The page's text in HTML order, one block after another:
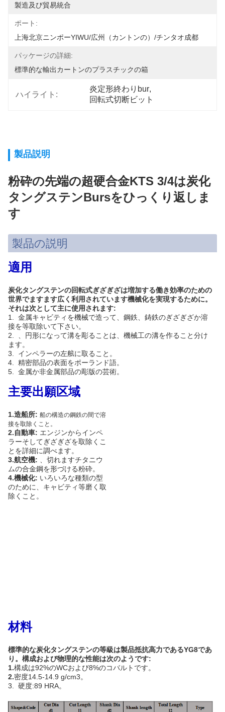
製造及び貿易統合
ポート:
上海北京ニンポーYIWU/広州（カントンの）/チンタオ成都
パッケージの詳細:
標準的な輸出カートンのプラスチックの箱
ハイライト:
炎定形終わりbur,
回転式切断ビット
製品説明
粉砕の先端の超硬合金KTS 3/4は炭化
タングステンBursをひっくり返しま
す
製品の説明
適用
炭化タングステンの回転式ぎざぎざは増加する働き効率のための
世界でますます広く利用されています機械化を実現するために。
それは次として主に使用されます:
1. 金属キャビティを機械で造って、鋼鉄、鋳鉄のぎざぎざか溶
接を等取除いて下さい。
2. 、円形になって溝を彫ることは、機械工の溝を作ること分け
ます。
3. インペラーの左舷に取ること。
4. 精密部品の表面をポーランド語。
5. 金属か非金属部品の彫版の芸術。
主要出願区域
1.造船所: 船の構造の鋼鉄の間で溶
接を取除くこと。
2.自動車: エンジンからインペ
ラーそしてぎざぎざを取除くこ
とを詳細に調べます。
3.航空機: 、切れますチタニウ
ムの合金鋼を形づける粉砕。
4.機械化: いろいろな種類の型
のために、キャビティ等磨く取
除くこと。
材料
標準的な炭化タングステンの等級は製品抵抗高力であるYG8であ
り。構成および物理的な性能は次のようです:
1.構成は92%のWCおよび8%のコバルトです。
2.密度14.5-14.9 g/cm3。
3. 硬度:89 HRA。